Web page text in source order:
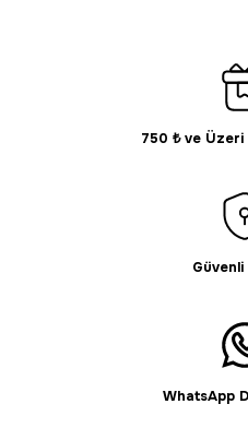
750 ₺ ve Üzeri
Güvenli
WhatsApp